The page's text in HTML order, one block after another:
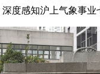
深度感知沪上气象事业